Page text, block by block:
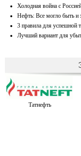
Холодная война с
Нефть: Все могло быть и
3 правила для успешной
Лучший вариант для
Татнефть